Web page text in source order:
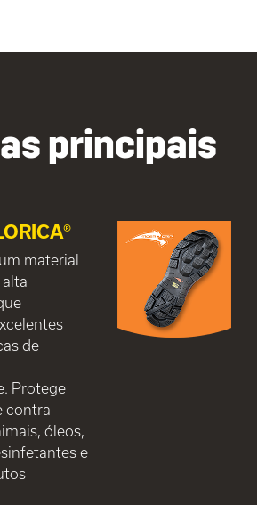
principais
material
de
Protege
contra
óleos,
e